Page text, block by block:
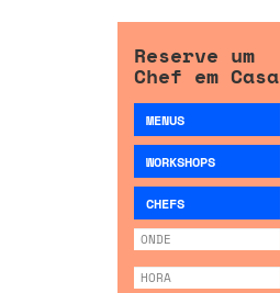
Reserve um
Chef em Casa
MENUS
WORKSHOPS
CHEFS